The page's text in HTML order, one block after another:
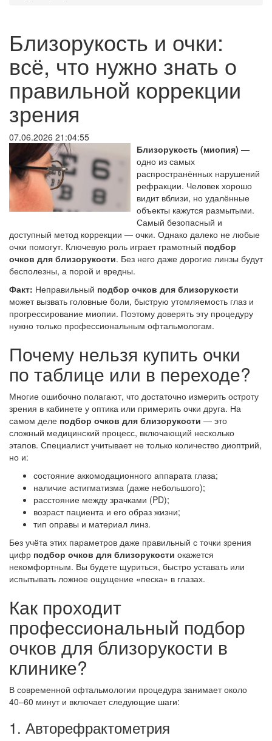
Близорукость и очки:
всё, что нужно знать о
правильной коррекции
зрения
07.06.2026 21:04:55
Близорукость (миопия) —
одно из самых
распространённых нарушений
рефракции. Человек хорошо
видит вблизи, но удалённые
объекты кажутся размытыми.
Самый безопасный и
доступный метод коррекции — очки. Однако далеко не любые
очки помогут. Ключевую роль играет грамотный подбор
очков для близорукости. Без него даже дорогие линзы будут
бесполезны, а порой и вредны.
Факт: Неправильный подбор очков для близорукости
может вызвать головные боли, быструю утомляемость глаз и
прогрессирование миопии. Поэтому доверять эту процедуру
нужно только профессиональным офтальмологам.
Почему нельзя купить очки
по таблице или в переходе?
Многие ошибочно полагают, что достаточно измерить остроту
зрения в кабинете у оптика или примерить очки друга. На
самом деле подбор очков для близорукости — это
сложный медицинский процесс, включающий несколько
этапов. Специалист учитывает не только количество диоптрий,
но и:
состояние аккомодационного аппарата глаза;
наличие астигматизма (даже небольшого);
расстояние между зрачками (PD);
возраст пациента и его образ жизни;
тип оправы и материал линз.
Без учёта этих параметров даже правильный с точки зрения
цифр подбор очков для близорукости окажется
некомфортным. Вы будете щуриться, быстро уставать или
испытывать ложное ощущение «песка» в глазах.
Как проходит
профессиональный подбор
очков для близорукости в
клинике?
В современной офтальмологии процедура занимает около
40–60 минут и включает следующие шаги:
1. Авторефрактометрия